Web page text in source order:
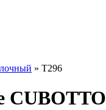
» T296
CUBOTTO